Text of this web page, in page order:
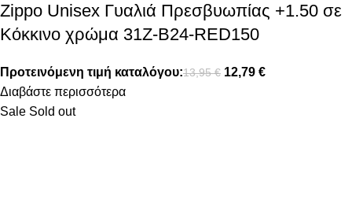
Zippo Unisex Γυαλιά Πρεσβυωπίας +1.50 σε
Κόκκινο χρώμα 31Z-B24-RED150
Προτεινόμενη τιμή καταλόγου:13,95€ 12,79 €
Διαβάστε περισσότερα
Sale Sold out